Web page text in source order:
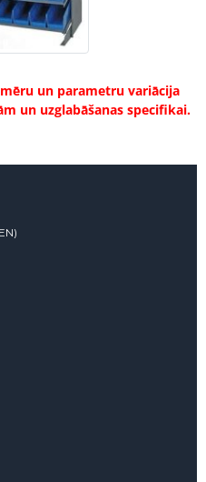
un parametru variācija
un uzglabāšanas specifikai.